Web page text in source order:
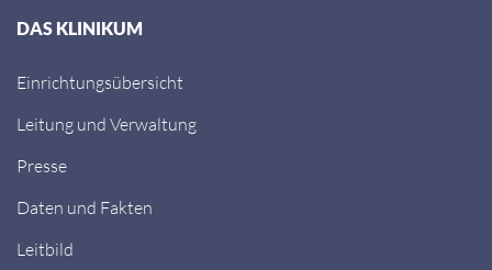
DAS KLINIKUM
Einrichtungsübersicht
Leitung und Verwaltung
Presse
Daten und Fakten
Leitbild